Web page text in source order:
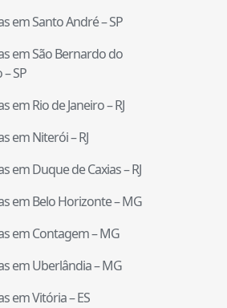
emSanto André–SP
emSão Bernardo do
–SP
emRio de Janeiro–RJ
emNiterói–RJ
emDuque de Caxias–RJ
emBelo Horizonte–MG
emContagem–MG
emUberlândia–MG
emVitória–ES